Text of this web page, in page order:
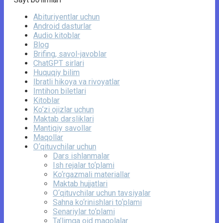
Abituriyentlar uchun
Android dasturlar
Audio kitoblar
Blog
Brifing, savol-javoblar
ChatGPT sirlari
Huquqiy bilim
Ibratli hikoya va rivoyatlar
Imtihon biletlari
Kitoblar
Ko‘zi ojizlar uchun
Maktab darsliklari
Mantiqiy savollar
Maqollar
O‘qituvchilar uchun
Dars ishlanmalar
Ish rejalar to‘plami
Ko‘rgazmali materiallar
Maktab hujjatlari
O‘qituvchilar uchun tavsiyalar
Sahna ko‘rinishlari to‘plami
Senariylar to‘plami
Ta’limga oid maqolalar